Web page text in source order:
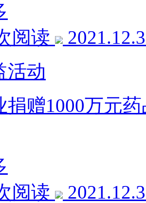
阅读
活动
捐赠1000万元
阅读